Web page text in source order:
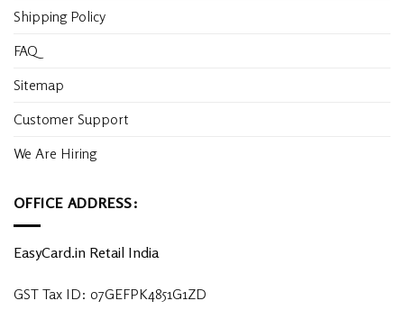
Shipping Policy
FAQ
Sitemap
Customer Support
We Are Hiring
OFFICE ADDRESS:
EasyCard.in Retail India
GST Tax ID: 07GEFPK4851G1ZD